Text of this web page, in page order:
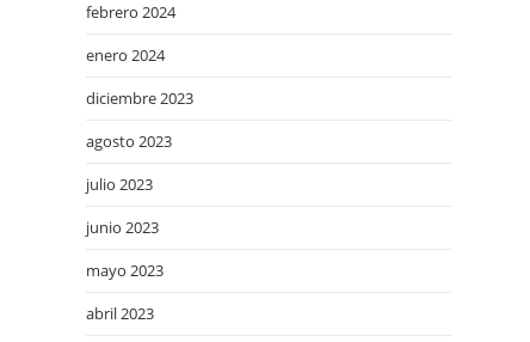
febrero 2024
enero 2024
diciembre 2023
agosto 2023
julio 2023
junio 2023
mayo 2023
abril 2023